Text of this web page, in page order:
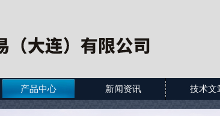
产品中心 新闻资讯 技术文